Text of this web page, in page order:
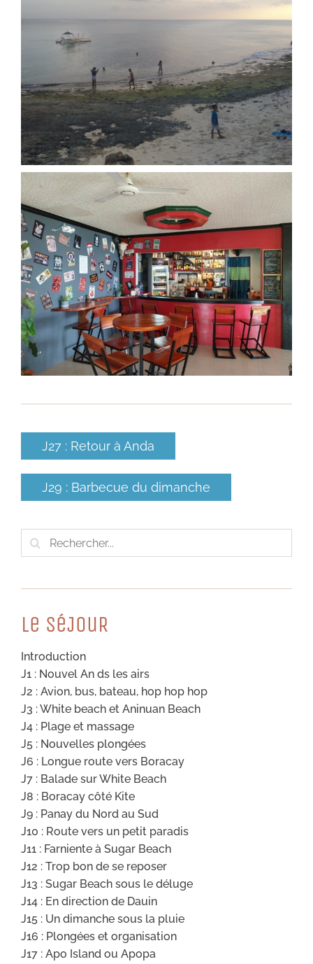
J27 : Retour à Anda
J29 : Barbecue du dimanche
Rechercher:
Le SéJouR
Introduction
J1 : Nouvel An ds les airs
J2 : Avion, bus, bateau, hop hop hop
J3 : White beach et Aninuan Beach
J4 : Plage et massage
J5 : Nouvelles plongées
J6 : Longue route vers Boracay
J7 : Balade sur White Beach
J8 : Boracay côté Kite
J9 : Panay du Nord au Sud
J10 : Route vers un petit paradis
J11 : Farniente à Sugar Beach
J12 : Trop bon de se reposer
J13 : Sugar Beach sous le déluge
J14 : En direction de Dauin
J15 : Un dimanche sous la pluie
J16 : Plongées et organisation
J17 : Apo Island ou Apopa